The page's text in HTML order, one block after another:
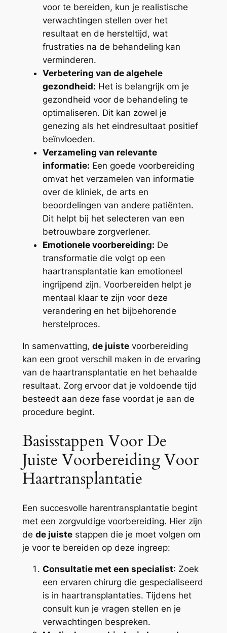
voor te bereiden, kun je realistische
verwachtingen stellen over het
resultaat en de hersteltijd, wat
frustraties na de behandeling kan
verminderen.
Verbetering van de algehele
gezondheid: Het is belangrijk om je
gezondheid voor de behandeling te
optimaliseren. Dit kan zowel je
genezing als het eindresultaat positief
beïnvloeden.
Verzameling van relevante
informatie: Een goede voorbereiding
omvat het verzamelen van informatie
over de kliniek, de arts en
beoordelingen van andere patiënten.
Dit helpt bij het selecteren van een
betrouwbare zorgverlener.
Emotionele voorbereiding: De
transformatie die volgt op een
haartransplantatie kan emotioneel
ingrijpend zijn. Voorbereiden helpt je
mentaal klaar te zijn voor deze
verandering en het bijbehorende
herstelproces.
In samenvatting, de juistevoorbereiding
kan een groot verschil maken in de ervaring
van de haartransplantatie en het behaalde
resultaat. Zorg ervoor dat je voldoende tijd
besteedt aan deze fase voordat je aan de
procedure begint.
Basisstappen Voor De
Juiste Voorbereiding Voor
Haartransplantatie
Een succesvolle harentransplantatie begint
met een zorgvuldige voorbereiding. Hier zijn
de de juistestappen die je moet volgen om
je voor te bereiden op deze ingreep:
Consultatie met een specialist: Zoek
een ervaren chirurg die gespecialiseerd
is in haartransplantaties. Tijdens het
consult kun je vragen stellen en je
verwachtingen bespreken.